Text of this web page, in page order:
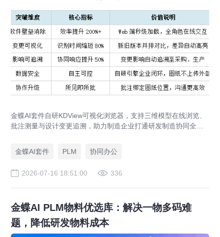
金蝶AI套件自研KDView可视化浏览器，支持三维模型在线浏览、
批注测量与设计变更追溯，助力制造企业打通研发制造协同全链
金蝶AI套件
PLM 协同办公
2026-07-16 18:51:00 336
金蝶AI PLM物料优选库：解决一物多码难
题，降低研发物料成本